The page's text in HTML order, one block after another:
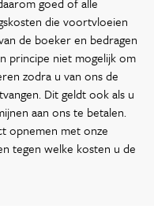
die voortvloeien
de boeker en bedragen
principe niet mogelijk om
zodra u van ons de
Dit geldt ook als u
aan ons te betalen.
opnemen met onze
tegen welke kosten u de